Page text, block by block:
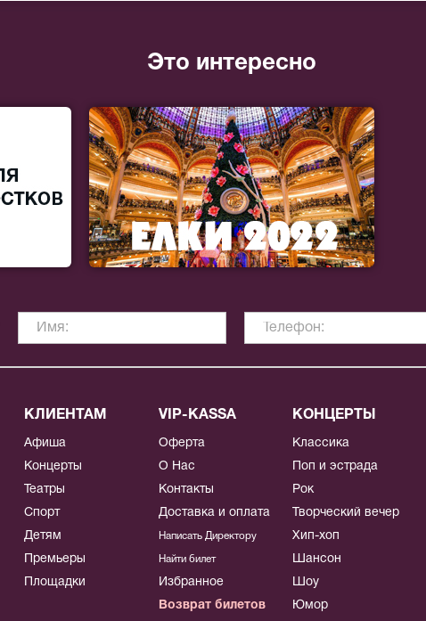
Это интересно
КЛИЕНТАМ
Афиша
Концерты
Театры
Спорт
Детям
Премьеры
Площадки
VIP-KASSA
Оферта
О Нас
Контакты
Доставка и оплата
Написать Директору
Найти билет
Избранное
Возврат билетов
КОНЦЕРТЫ
Классика
Поп и эстрада
Рок
Творческий вечер
Хип-хоп
Шансон
Шоу
Юмор